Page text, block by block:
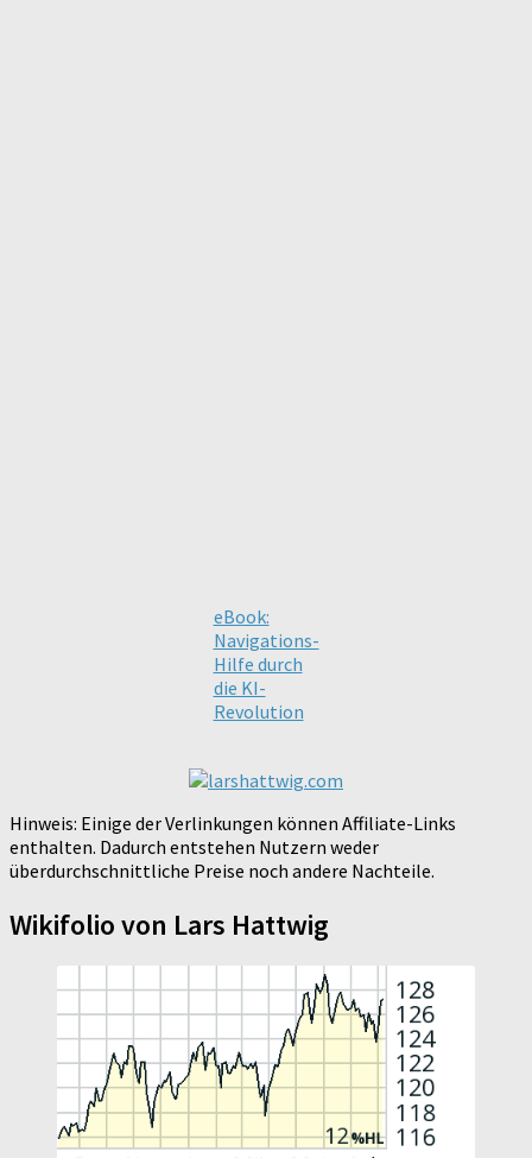
eBook:
Navigations-
Hilfe durch
die KI-
Revolution
Hinweis: Einige der Verlinkungen können Affiliate-Links
enthalten. Dadurch entstehen Nutzern weder
überdurchschnittliche Preise noch andere Nachteile.
Wikifolio von Lars Hattwig